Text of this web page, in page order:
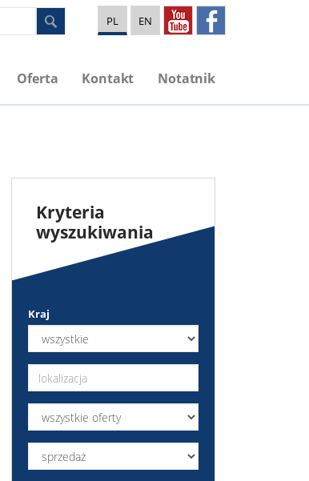
PL EN
Oferta Kontakt Notatnik
Kryteria
wyszukiwania
Kraj